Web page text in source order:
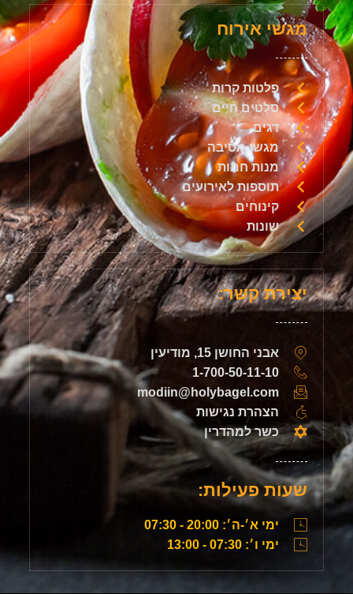
יצירת קשר:
אבני החושן 15, מודיעין
1-700-50-11-10
modiin@holybagel.com
הצהרת נגישות
כשר למהדרין
שעות פעילות:
ימי א׳-ה׳: 20:00 - 07:30
ימי ו׳: 07:30 - 13:00
מגשי אירוח
פלטות קרות
סלטים חיים
דגים
מגשי מסיבה
מנות חמות
תוספות לאירועים
קינוחים
שונות